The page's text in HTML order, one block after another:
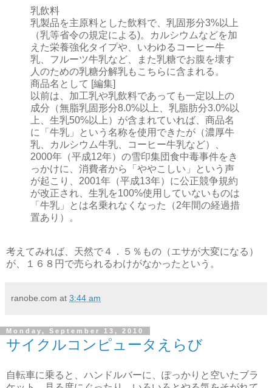
乳飲料
乳製品を主原料とした飲料で、乳固形分3%以上
（乳等省令の規定による)。カルシウムなどを加
えた栄養強化タイプや、いわゆるコーヒー牛
乳、フルーツ牛乳など、また乳糖でお腹を壊す
人のための乳糖分解乳もこちらに含まれる。
商品名として [編集]
以前は、加工乳や乳飲料であっても一定以上の
成分（無脂乳固形分8.0%以上、乳脂肪分3.0%以
上、生乳50%以上）が含まれていれば、商品名
に「牛乳」という名称を使用できたが（濃厚牛
乳、カルシウム牛乳、コーヒー牛乳など）、
2000年（平成12年）の雪印集団食中毒事件をき
っかけに、消費者から「ややこしい」という声
が起こり、2001年（平成13年）に公正競争規約
が改正され、生乳を100%使用していないものは
「牛乳」とは名乗れなくなった（2年間の経過措
置あり）。
考えてみれば、天然で４．５％もの（エサが大変になる）
が、１６８円で売られるわけがなかったという。
ranobe.com at 3:44 am
Monday, September 13, 2010
サイクルコンピュータえらび
自転車に乗ると、ハンドルバーに、ぽっかりと空いたブラ